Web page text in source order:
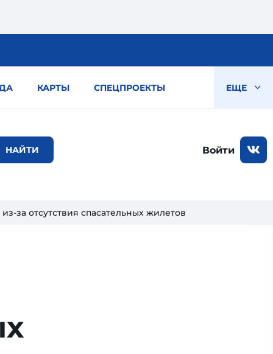
КАРТЫ СПЕЦПРОЕКТЫ ЕЩЕ
Войти
за отсутствия спасательных жилетов